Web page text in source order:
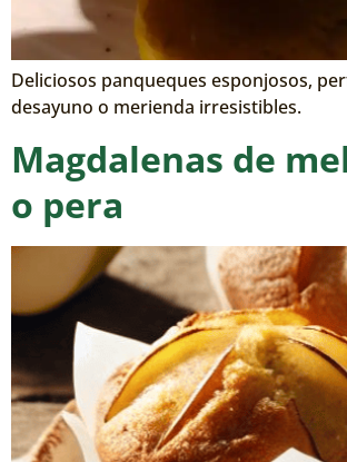
Deliciosos panqueques esponjosos,
desayuno o merienda irresistibles.
Magdalenas de
o pera